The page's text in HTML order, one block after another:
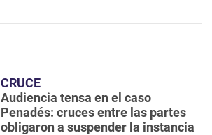
CRUCE
Audiencia tensa en el caso
Penadés: cruces entre las partes
obligaron a suspender la instancia